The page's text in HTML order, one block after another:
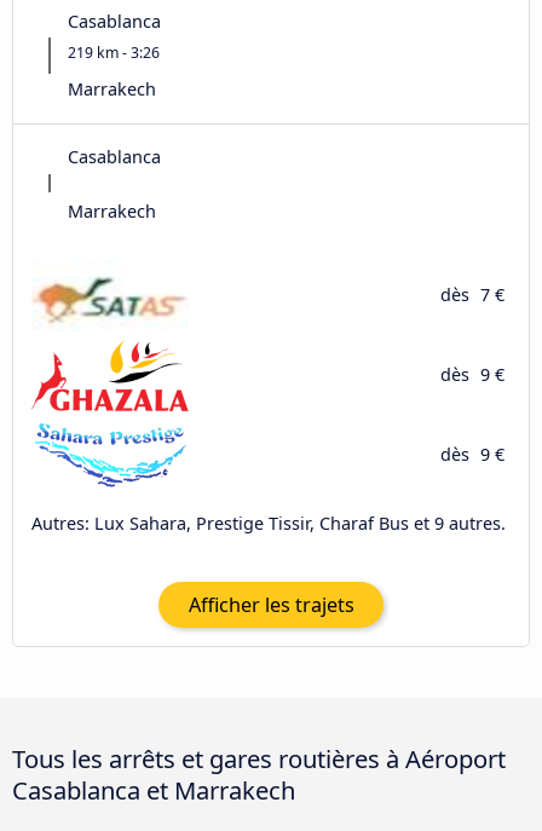
Casablanca
219 km - 3:26
Marrakech
Casablanca
Marrakech
dès 7 €
dès 9 €
dès 9 €
Autres: Lux Sahara, Prestige Tissir, Charaf Bus et 9 autres.
Afficher les trajets
Tous les arrêts et gares routières à Aéroport
Casablanca et Marrakech